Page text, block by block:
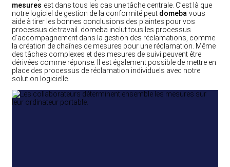
mesures est dans tous les cas une tâche centrale. C’est là que
notre logiciel de gestion de la conformité peut domeba vous
aide à tirer les bonnes conclusions des plaintes pour vos
processus de travail. domeba inclut tous les processus
d’accompagnement dans la gestion des réclamations, comme
la création de chaînes de mesures pour une réclamation. Même
des tâches complexes et des mesures de suivi peuvent être
dérivées comme réponse. Il est également possible de mettre en
place des processus de réclamation individuels avec notre
solution logicielle.